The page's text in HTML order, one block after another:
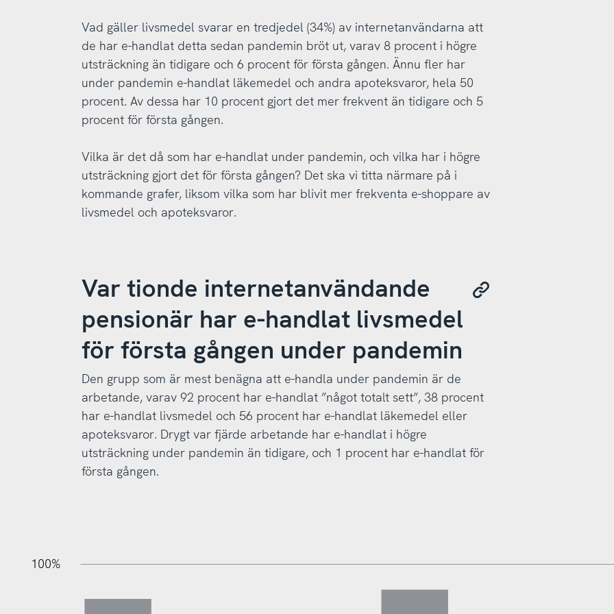
Vad gäller livsmedel svarar en tredjedel (34%) av internetanvändarna att
de har e-handlat detta sedan pandemin bröt ut, varav 8 procent i högre
utsträckning än tidigare och 6 procent för första gången. Ännu fler har
under pandemin e-handlat läkemedel och andra apoteksvaror, hela 50
procent. Av dessa har 10 procent gjort det mer frekvent än tidigare och 5
procent för första gången.
Vilka är det då som har e-handlat under pandemin, och vilka har i högre
utsträckning gjort det för första gången? Det ska vi titta närmare på i
kommande grafer, liksom vilka som har blivit mer frekventa e-shoppare av
livsmedel och apoteksvaror.
Var tionde internetanvändande
pensionär har e-handlat livsmedel
för första gången under pandemin
Den grupp som är mest benägna att e-handla under pandemin är de
arbetande, varav 92 procent har e-handlat ”något totalt sett”, 38 procent
har e-handlat livsmedel och 56 procent har e-handlat läkemedel eller
apoteksvaror. Drygt var fjärde arbetande har e-handlat i högre
utsträckning under pandemin än tidigare, och 1 procent har e-handlat för
första gången.
100%